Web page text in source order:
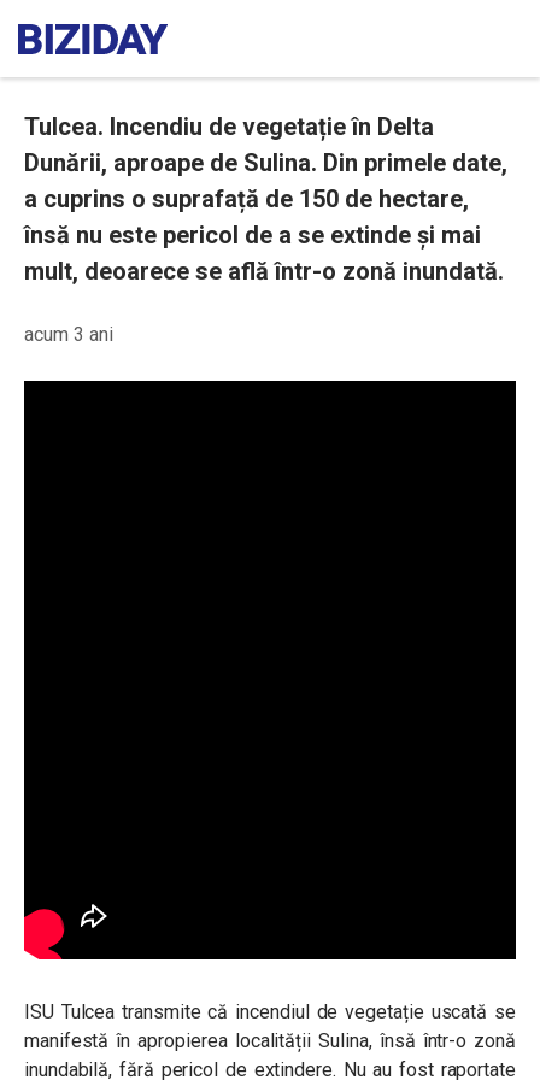
Tulcea. Incendiu de vegetație în Delta
Dunării, aproape de Sulina. Din primele date,
a cuprins o suprafață de 150 de hectare,
însă nu este pericol de a se extinde și mai
mult, deoarece se află într-o zonă inundată.
acum 3 ani
ISU Tulcea transmite că incendiul de vegetație uscată se
manifestă în apropierea localității Sulina, însă într-o zonă
inundabilă, fără pericol de extindere. Nu au fost raportate